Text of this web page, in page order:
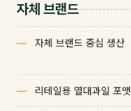
자체 브랜드
자체 브랜드 중심 생산
리테일용 열대과일 포맷